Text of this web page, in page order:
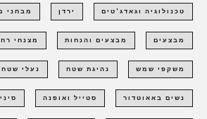
טכנולוגיה וגאדג'טים ירדן מבחני
מבצעים מבצעים והנחות מצנחי
משקפי שמש נהיגת שטח נעלי שטח
נשים באאוטדור סטייל ואופנה סיני